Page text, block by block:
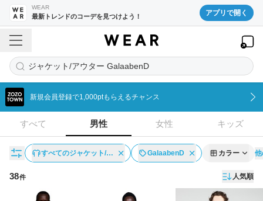
WEAR
最新トレンドのコーデを見つけよう！ アプリで開く
ジャケット/アウター GalaabenD
新規会員登録で1,000ptもらえるチャンス
すべて 男性 女性 キッズ
すべてのジャケット/… GalaabenD カラー
38件 人気順
アイテム一覧